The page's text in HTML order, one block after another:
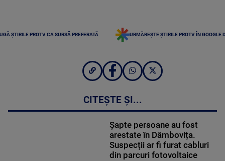
ȘTIRILE PROTV CA SURSĂ PREFERATĂ URMĂREȘTE ȘTIRILE PROTV ÎN GOOGLE
CITEȘTE ȘI...
Șapte persoane au fost
arestate în Dâmbovița.
Suspecții ar fi furat cabluri
din parcuri fotovoltaice